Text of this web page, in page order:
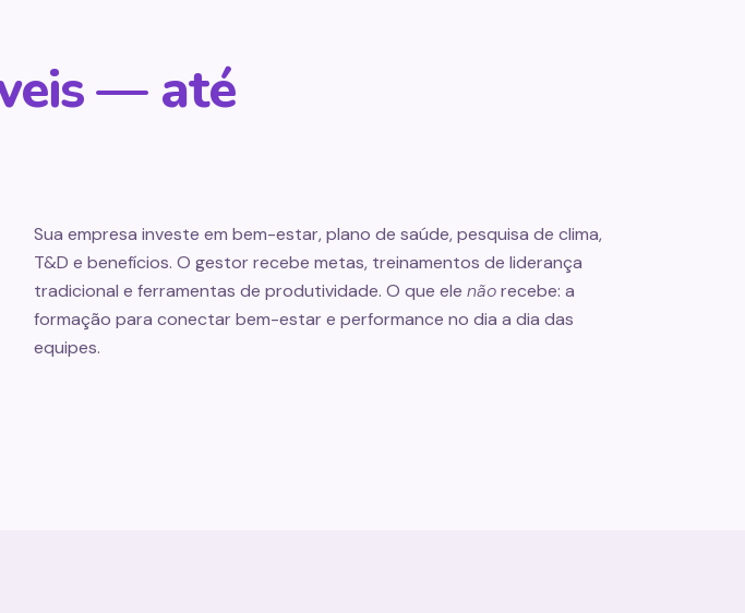
— até
Sua empresa investe em bem-estar, plano de saúde, pesquisa de clima,
T&D e benefícios. O gestor recebe metas, treinamentos de liderança
tradicional e ferramentas de produtividade. O que ele nãorecebe: a
formação para conectar bem-estar e performance no dia a dia das
equipes.